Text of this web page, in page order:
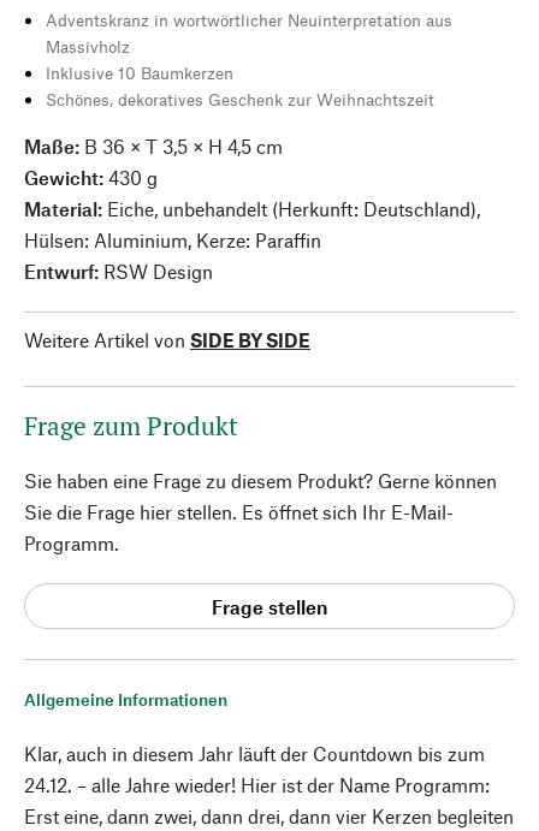
Allgemeine Informationen
Klar, auch in diesem Jahr läuft der Countdown bis zum
24.12. – alle Jahre wieder! Hier ist der Name Programm:
Erst eine, dann zwei, dann drei, dann vier Kerzen begleiten
Adventskranz in wortwörtlicher Neuinterpretation aus
Massivholz
Inklusive 10 Baumkerzen
Schönes, dekoratives Geschenk zur Weihnachtszeit
Maße: B 36 × T 3,5 × H 4,5 cm
Gewicht: 430 g
Material: Eiche, unbehandelt (Herkunft: Deutschland),
Hülsen: Aluminium, Kerze: Paraffin
Entwurf: RSW Design
Weitere Artikel von SIDE BY SIDE
Frage zum Produkt
Sie haben eine Frage zu diesem Produkt? Gerne können
Sie die Frage hier stellen. Es öffnet sich Ihr E-Mail-
Programm.
Frage stellen